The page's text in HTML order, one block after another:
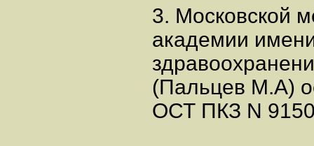
3. Московской
академии
(Пальцев М.А)
ОСТ ПКЗ N